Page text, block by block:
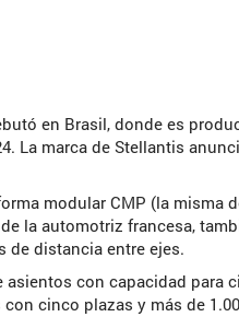
en Brasil, donde es
La marca de Stellantis
modular CMP (la misma
la automotriz francesa,
de distancia entre ejes.
con capacidad para
cinco plazas y más de